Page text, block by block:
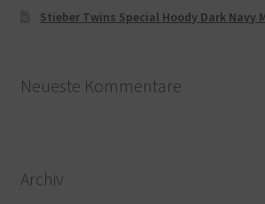
Stieber Twins Special Hoody Dark Navy
Neueste Kommentare
Archiv